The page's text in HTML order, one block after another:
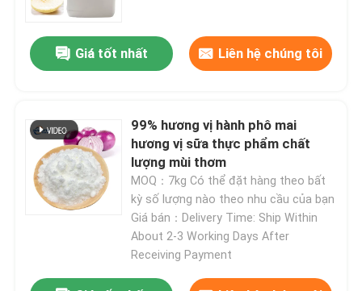
Hương vị tổng hợp
Chất làm lạnh
Tinh dầu thực vật tự nhiên
chiết xuất thực vật tinh khiết
Hương vị monomer
Giá tốt nhất Liên hệ chúng tôi
99% hương vị hành phô mai
hương vị sữa thực phẩm chất
lượng mùi thơm
MOQ：7kg Có thể đặt hàng theo bất
kỳ số lượng nào theo nhu cầu của bạn
Giá bán：Delivery Time: Ship Within
About 2-3 Working Days After
Receiving Payment